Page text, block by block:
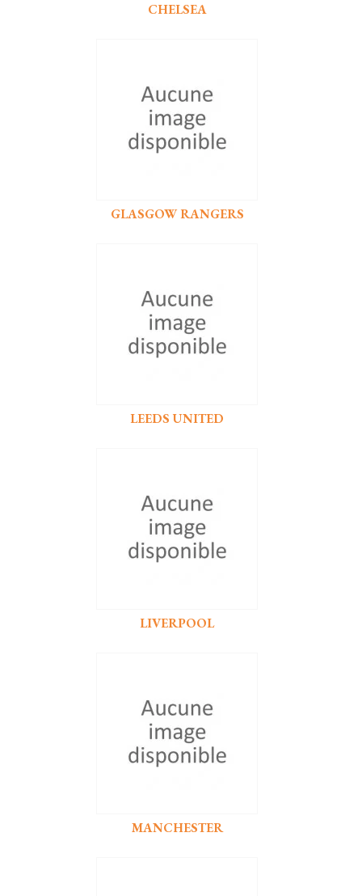
CHELSEA
GLASGOW RANGERS
LEEDS UNITED
LIVERPOOL
MANCHESTER